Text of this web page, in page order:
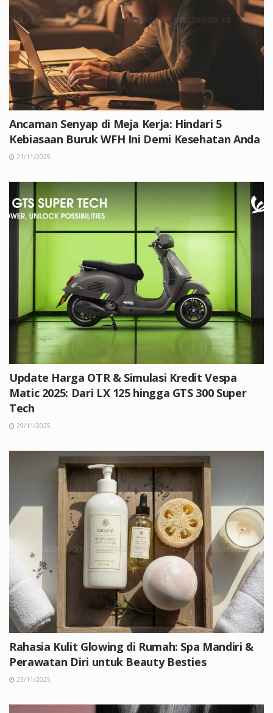
Ancaman Senyap di Meja Kerja: Hindari 5
Kebiasaan Buruk WFH Ini Demi Kesehatan Anda
21/11/2025
Update Harga OTR & Simulasi Kredit Vespa
Matic 2025: Dari LX 125 hingga GTS 300 Super
Tech
29/11/2025
Rahasia Kulit Glowing di Rumah: Spa Mandiri &
Perawatan Diri untuk Beauty Besties
23/11/2025